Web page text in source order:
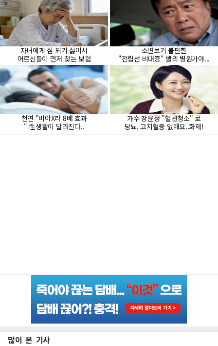
많이 본 기사